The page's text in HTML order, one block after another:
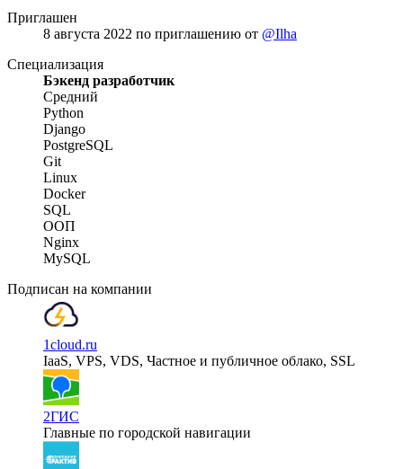
Приглашен
8 августа 2022 по приглашению от @Ilha
Специализация
Бэкенд разработчик
Средний
Python
Django
PostgreSQL
Git
Linux
Docker
SQL
ООП
Nginx
MySQL
Подписан на компании
1cloud.ru
IaaS, VPS, VDS, Частное и публичное облако, SSL
2ГИС
Главные по городской навигации